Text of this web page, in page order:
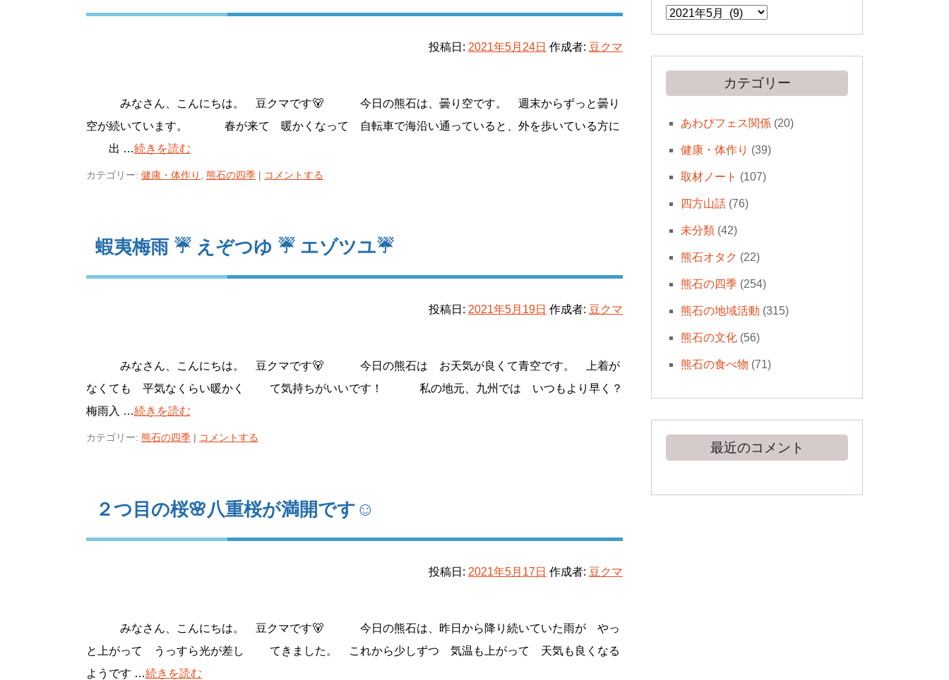
投稿日: 2021年5月24日 作成者: 豆クマ
みなさん、こんにちは。 豆クマです🐻 今日の熊石は、曇り空です。 週末からずっと曇り
空が続いています。 春が来て 暖かくなって 自転車で海沿い通っていると、外を歩いている方に
出 …続きを読む
カテゴリー: 健康・体作り 熊石の四季 | コメントする
蝦夷梅雨 ☔ えぞつゆ ☔ エゾツユ☔
投稿日: 2021年5月19日 作成者: 豆クマ
みなさん、こんにちは。 豆クマです🐻 今日の熊石は お天気が良くて青空です。 上着が
なくても 平気なくらい暖かく て気持ちがいいです！ 私の地元、九州では いつもより早く？
梅雨入 …続きを読む
カテゴリー: 熊石の四季 | コメントする
２つ目の桜🌸八重桜が満開です☺
投稿日: 2021年5月17日 作成者: 豆クマ
みなさん、こんにちは。 豆クマです🐻 今日の熊石は、昨日から降り続いていた雨が やっ
と上がって うっすら光が差し てきました。 これから少しずつ 気温も上がって 天気も良くなる
ようです …続きを読む
ア
ー
カ
カテゴリー
あわびフェス関係(20)
健康・体作り (39)
取材ノート (107)
四方山話(76)
未分類(42)
熊石オタク (22)
熊石の四季(254)
熊石の地域活動 (315)
熊石の文化(56)
熊石の食べ物 (71)
最近のコメント